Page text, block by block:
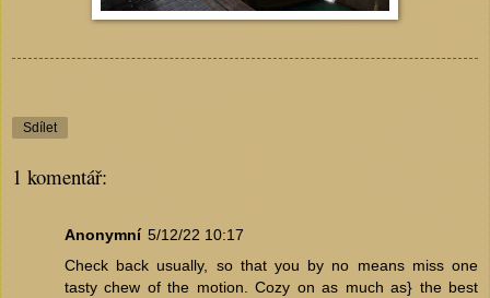
Sdílet
1 komentář:
Anonymní 5/12/22 10:17
Check back usually, so that you by no means miss one
tasty chew of the motion. Cozy on as much as} the best